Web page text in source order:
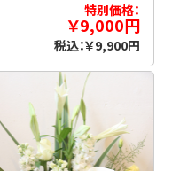
特別価格：
￥9,000円
税込：￥9,900円